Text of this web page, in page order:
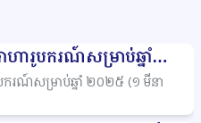
ហារូបករណ៍សម្រាប់ឆ្នាំ
២០២៥)
រណ៍សម្រាប់ឆ្នាំ ២០២៥ (១ មីនា